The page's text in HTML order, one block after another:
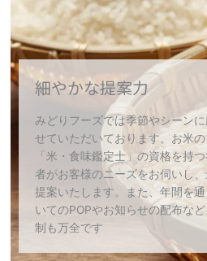
細やかな提案力
みどりフーズでは季節やシーン
せていただいております。お米
「米・食味鑑定士」の資格を持
者がお客様のニーズをお伺いし
提案いたします。また、年間を
いてのPOPやお知らせの配布な
制も万全です